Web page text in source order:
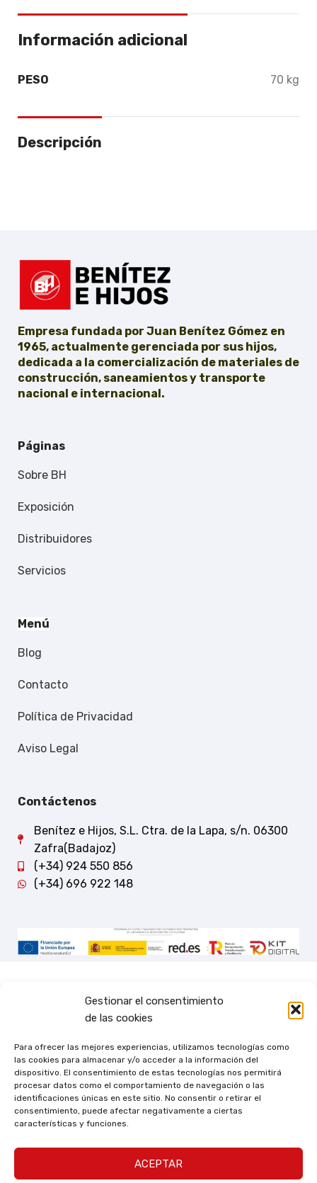
Gestionar el consentimiento
de las cookies
Para ofrecer las mejores experiencias, utilizamos tecnologías como
las cookies para almacenar y/o acceder a la información del
dispositivo. El consentimiento de estas tecnologías nos permitirá
procesar datos como el comportamiento de navegación o las
identificaciones únicas en este sitio. No consentir o retirar el
consentimiento, puede afectar negativamente a ciertas
características y funciones.
ACEPTAR
Información adicional
PESO 70 kg
Descripción
Empresa fundada por Juan Benítez Gómez en
1965, actualmente gerenciada por sus hijos,
dedicada a la comercialización de materiales de
construcción, saneamientos y transporte
nacional e internacional.
Páginas
Sobre BH
Exposición
Distribuidores
Servicios
Menú
Blog
Contacto
Política de Privacidad
Aviso Legal
Contáctenos
Benítez e Hijos, S.L. Ctra. de la Lapa, s/n. 06300
Zafra(Badajoz)
(+34) 924 550 856
(+34) 696 922 148